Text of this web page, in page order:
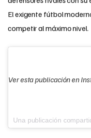
El exigente fútbol
competir al máximo nivel.
Ver esta publicación en
Una publicación